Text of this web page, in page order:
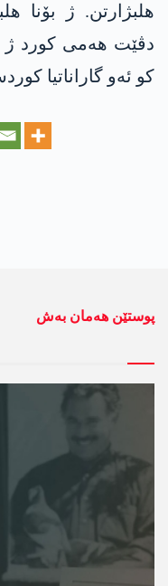
ھلبژارتن. ژ بۆنا
دڤێت ھەمی کورد ژ
کو ئەو گاراناتیا
پوستێن ھەمان بەش